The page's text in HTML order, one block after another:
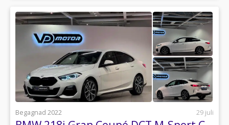
Begagnad 2022 29 juli